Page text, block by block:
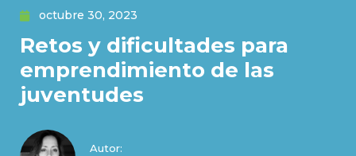
octubre 30, 2023
Retos y dificultades para
emprendimiento de las
juventudes
Autor: